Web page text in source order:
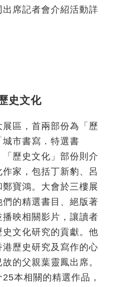
席記者會介紹活動詳
史文化
展區，首兩部份為「歷
市書寫．特選書
歷史文化」部份則介
家，包括丁新豹、呂
寶鴻。大會於三樓展
的精選書目、絕版著
映相關影片，讓讀者
文化研究的貢獻。他
歷史研究及寫作的心
的父親葉靈鳳出席。
本相關的精選作品，